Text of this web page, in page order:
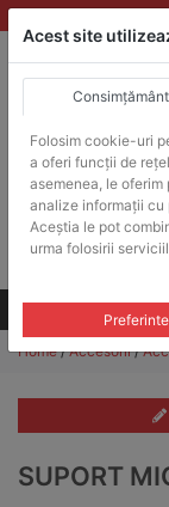
Skip
to
ACHIZITII
Produsele
Products
search
Toate
Home/Accesorii/
SUPORT
Acest site
Consimțământ
Folosim cookie-uri
a oferi funcții de
asemenea, le
analize informații cu
Aceștia le pot
urma folosirii
Preferinte